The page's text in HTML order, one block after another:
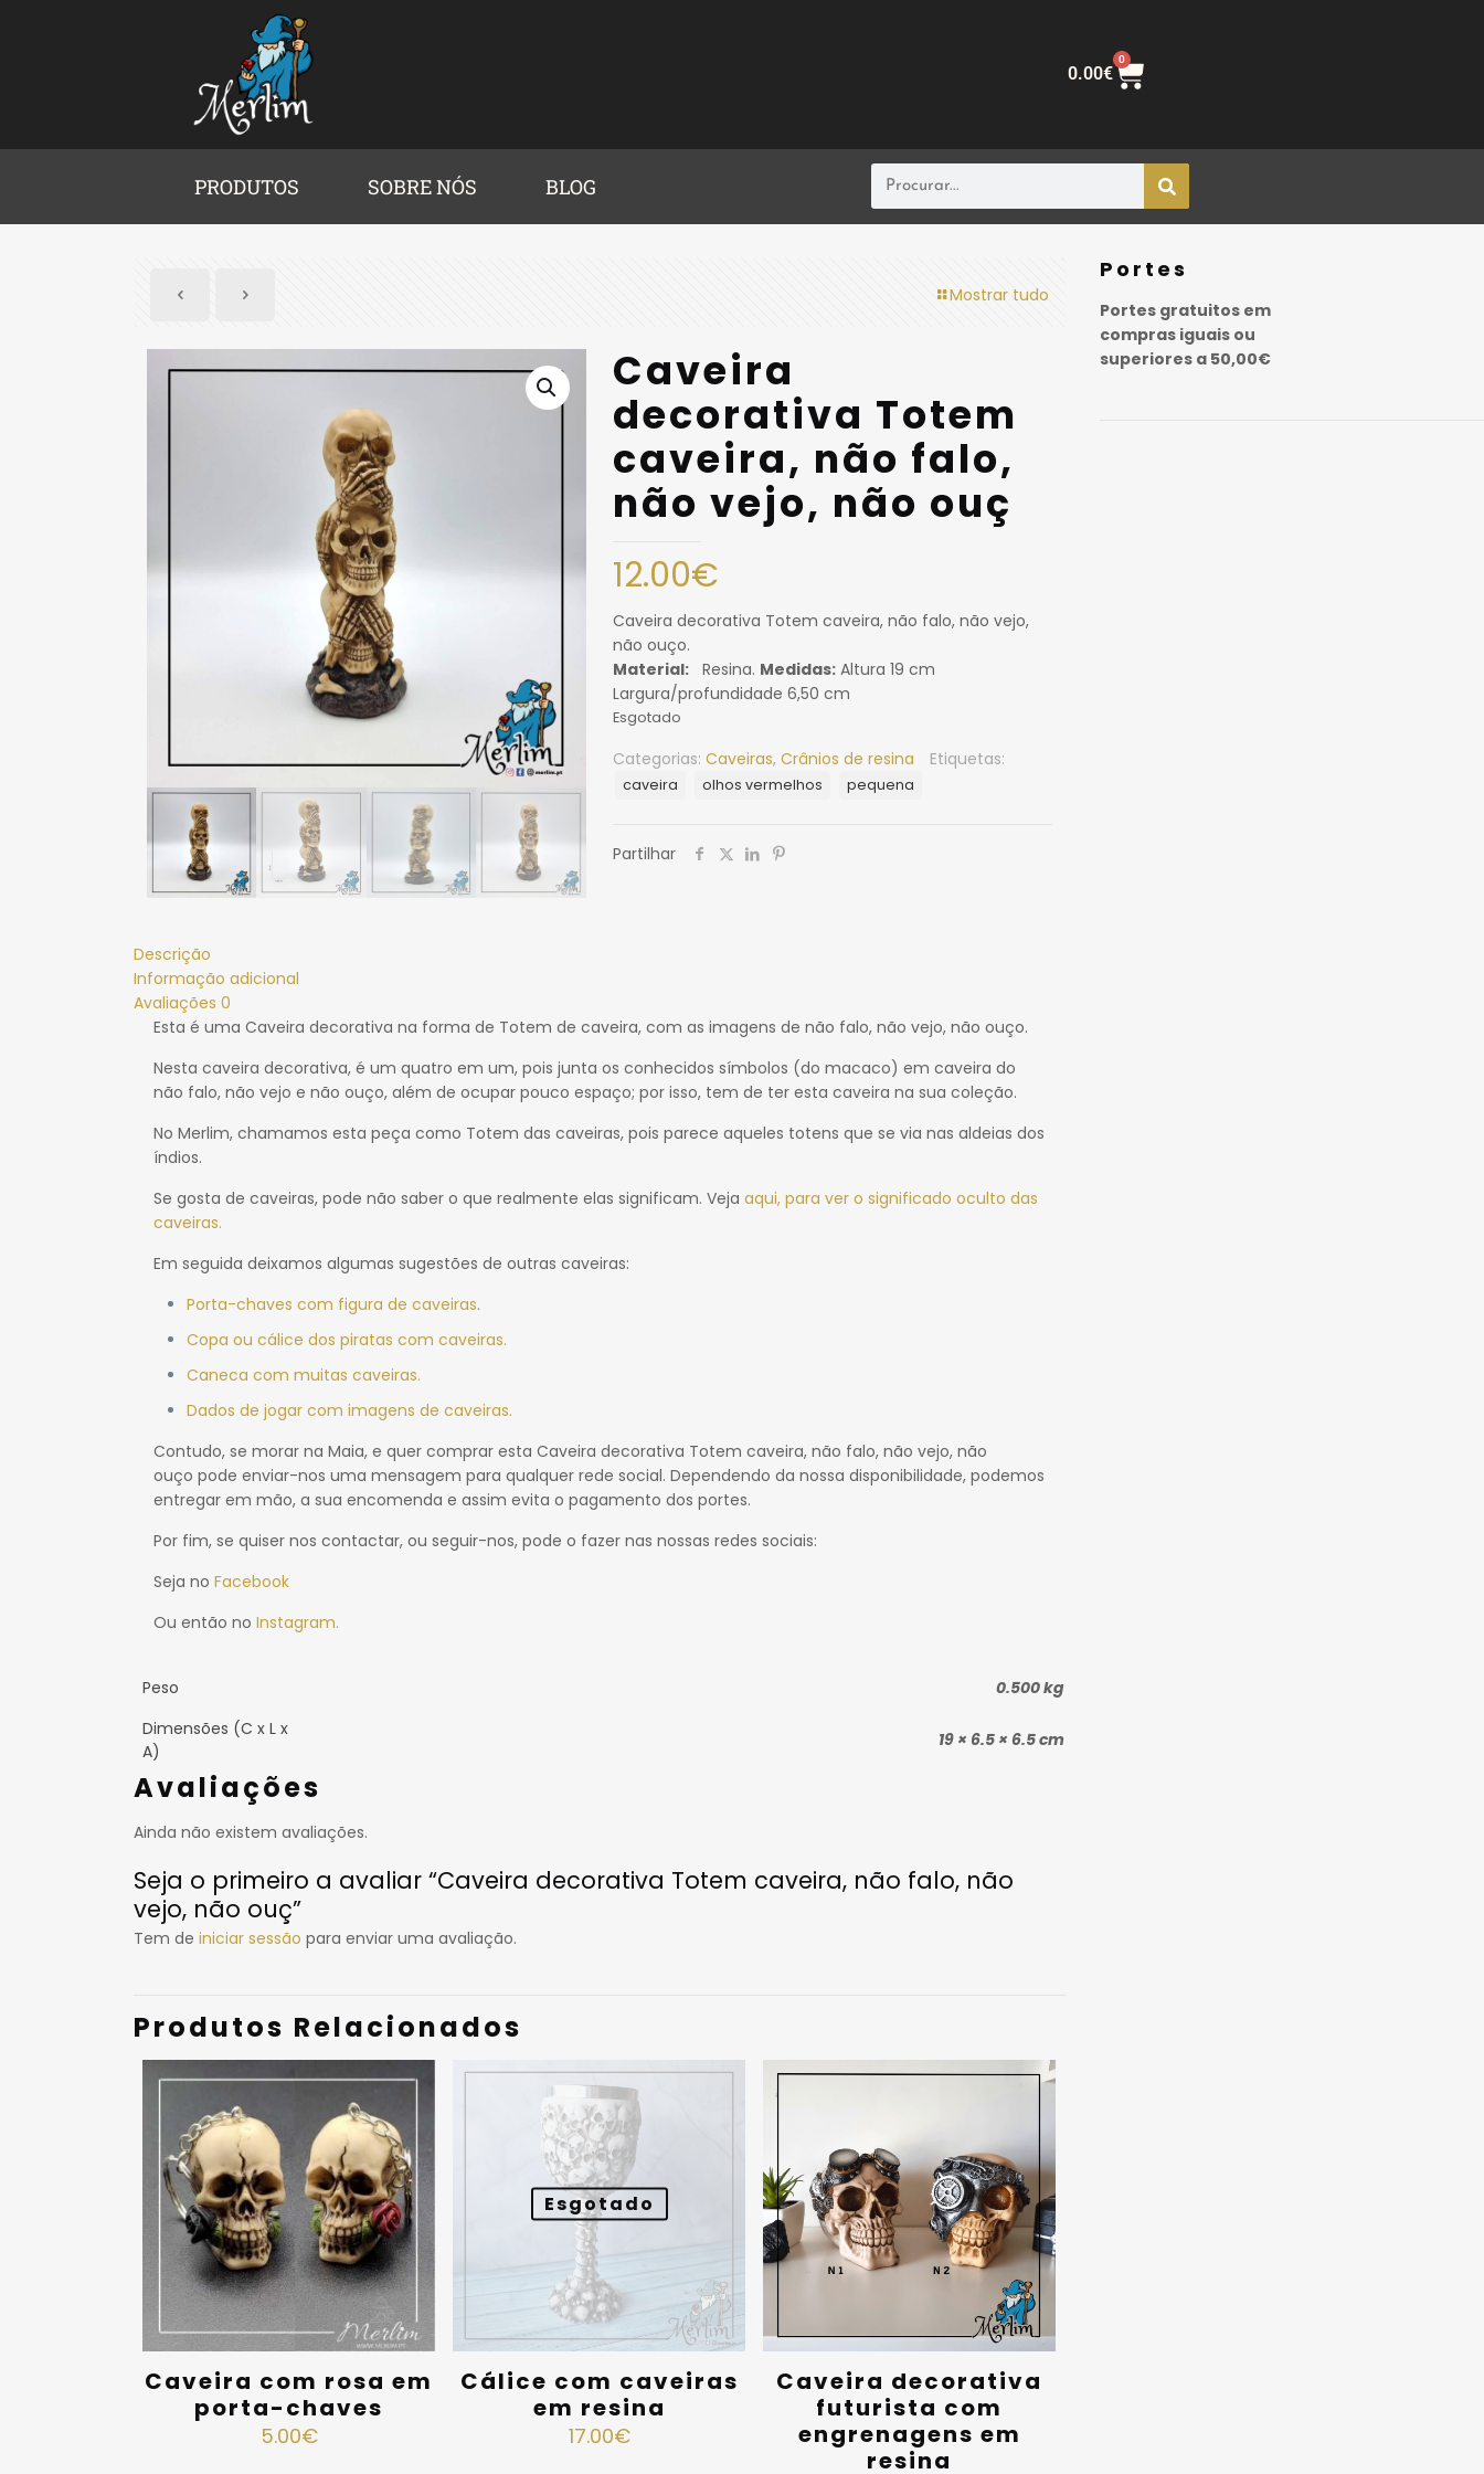
0.00€
0
PRODUTOS SOBRE NÓS BLOG
Mostrar tudo
Caveira
decorativa Totem
caveira, não falo,
não vejo, não ouç
12.00€
Caveira decorativa Totem caveira, não falo, não vejo,
não ouço.
Material:Resina. Medidas:Altura 19 cm
Largura/profundidade 6,50 cm
Esgotado
Categorias: Caveiras, Crânios de resina Etiquetas:
caveira olhos vermelhos pequena
Partilhar
Descrição
Informação adicional
Avaliações 0
Esta é uma Caveira decorativa na forma de Totem de caveira, com as imagens de não falo, não vejo, não ouço.
Nesta caveira decorativa, é um quatro em um, pois junta os conhecidos símbolos (do macaco) em caveira do
não falo, não vejo e não ouço, além de ocupar pouco espaço; por isso, tem de ter esta caveira na sua coleção.
No Merlim, chamamos esta peça como Totem das caveiras, pois parece aqueles totens que se via nas aldeias dos
índios.
Se gosta de caveiras, pode não saber o que realmente elas significam. Veja aqui, para ver o significado oculto das
caveiras.
Em seguida deixamos algumas sugestões de outras caveiras:
Porta-chaves com figura de caveiras.
Copa ou cálice dos piratas com caveiras.
Caneca com muitas caveiras.
Dados de jogar com imagens de caveiras.
Contudo, se morar na Maia, e quer comprar esta Caveira decorativa Totem caveira, não falo, não vejo, não
ouço pode enviar-nos uma mensagem para qualquer rede social. Dependendo da nossa disponibilidade, podemos
entregar em mão, a sua encomenda e assim evita o pagamento dos portes.
Por fim, se quiser nos contactar, ou seguir-nos, pode o fazer nas nossas redes sociais:
Seja noFacebook
Ou então noInstagram.
Peso
0.500 kg
Dimensões (C x L x
A)
19 × 6.5 × 6.5 cm
Avaliações
Ainda não existem avaliações.
Seja o primeiro a avaliar “Caveira decorativa Totem caveira, não falo, não
vejo, não ouç”
Tem de iniciar sessão para enviar uma avaliação.
Produtos Relacionados
Caveira com rosa em
porta-chaves
5.00€
Esgotado
Cálice com caveiras
em resina
17.00€
Caveira decorativa
futurista com
engrenagens em
resina
Portes
Portes gratuitos em
compras iguais ou
superiores a 50,00€